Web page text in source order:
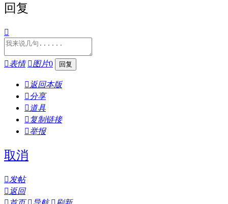
回复

表情 图片0
 返回本版
分享
 道具
 复制链接
举报
取消
发帖
 返回